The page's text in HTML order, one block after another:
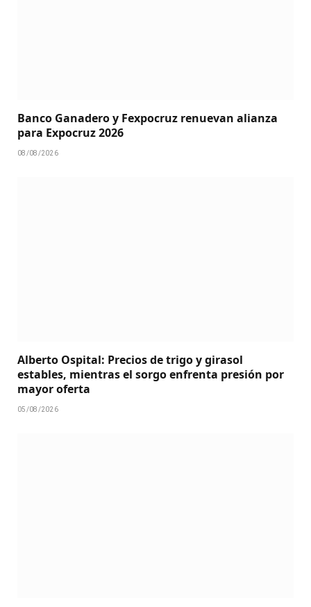
Banco Ganadero y Fexpocruz renuevan alianza
para Expocruz 2026
08/08/2026
Alberto Ospital: Precios de trigo y girasol
estables, mientras el sorgo enfrenta presión por
mayor oferta
05/08/2026